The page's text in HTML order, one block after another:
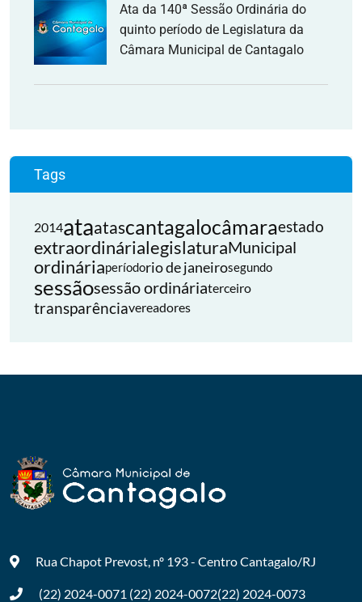
Ata da 140ª Sessão Ordinária do
quinto período de Legislatura da
Câmara Municipal de Cantagalo
Tags
2014ataatascantagalocâmaraestado
extraordinárialegislaturaMunicipal
ordináriaperíodorio de janeirosegundo
sessãosessão ordináriaterceiro
transparênciavereadores
Rua Chapot Prevost, nº 193 - CentroCantagalo/RJ
(22) 2024-0071 (22) 2024-0072(22) 2024-0073